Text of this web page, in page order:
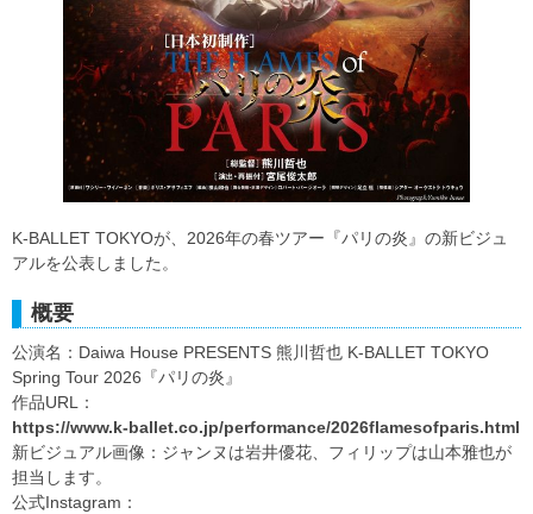
K-BALLET TOKYOが、2026年の春ツアー『パリの炎』の新ビジュ
アルを公表しました。
概要
公演名：Daiwa House PRESENTS 熊川哲也 K-BALLET TOKYO
Spring Tour 2026『パリの炎』
作品URL：
https://www.k-ballet.co.jp/performance/2026flamesofparis.html
新ビジュアル画像：ジャンヌは岩井優花、フィリップは山本雅也が
担当します。
公式Instagram：